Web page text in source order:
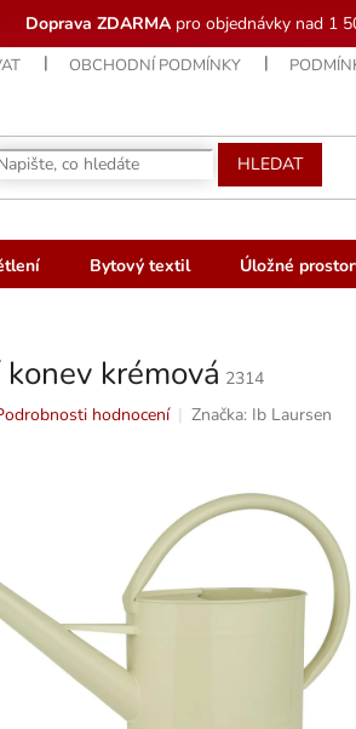
Doprava ZDARMApro objednávky nad 1
OBCHODNÍ PODMÍNKY
HLEDAT
Bytový textil Úložné
krémová 2314
hodnocení Značka: Ib Laursen